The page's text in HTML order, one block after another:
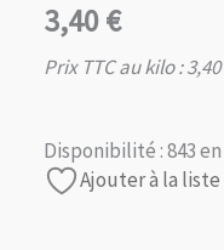
3,40€
Prix TTC au kilo :3,40
Disponibilité :843
Ajouter à la liste